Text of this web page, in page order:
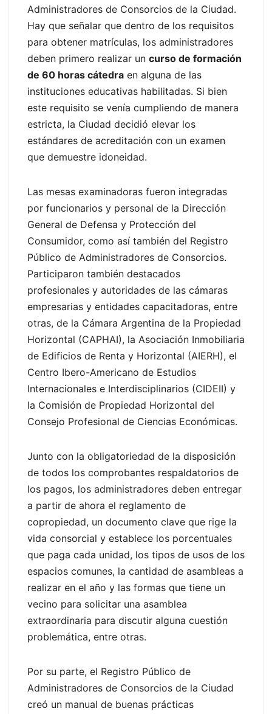
Administradores de Consorcios de la Ciudad.
Hay que señalar que dentro de los requisitos
para obtener matrículas, los administradores
deben primero realizar un curso de formación
de 60 horas cátedra en alguna de las
instituciones educativas habilitadas. Si bien
este requisito se venía cumpliendo de manera
estricta, la Ciudad decidió elevar los
estándares de acreditación con un examen
que demuestre idoneidad.
Las mesas examinadoras fueron integradas
por funcionarios y personal de la Dirección
General de Defensa y Protección del
Consumidor, como así también del Registro
Público de Administradores de Consorcios.
Participaron también destacados
profesionales y autoridades de las cámaras
empresarias y entidades capacitadoras, entre
otras, de la Cámara Argentina de la Propiedad
Horizontal (CAPHAI), la Asociación Inmobiliaria
de Edificios de Renta y Horizontal (AIERH), el
Centro Ibero-Americano de Estudios
Internacionales e Interdisciplinarios (CIDEII) y
la Comisión de Propiedad Horizontal del
Consejo Profesional de Ciencias Económicas.
Junto con la obligatoriedad de la disposición
de todos los comprobantes respaldatorios de
los pagos, los administradores deben entregar
a partir de ahora el reglamento de
copropiedad, un documento clave que rige la
vida consorcial y establece los porcentuales
que paga cada unidad, los tipos de usos de los
espacios comunes, la cantidad de asambleas a
realizar en el año y las formas que tiene un
vecino para solicitar una asamblea
extraordinaria para discutir alguna cuestión
problemática, entre otras.
Por su parte, el Registro Público de
Administradores de Consorcios de la Ciudad
creó un manual de buenas prácticas